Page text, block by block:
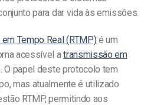
para dar vida às emissões.
Tempo Real (RTMP)éum
acessível atransmissão em
papel deste protocolo tem
mas atualmente é utilizado
RTMP, permitindo aos